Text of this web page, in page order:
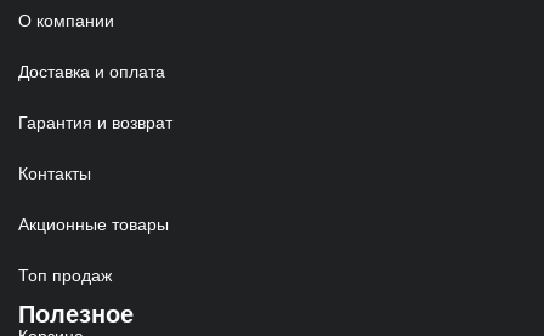
О компании
Доставка и оплата
Гарантия и возврат
Контакты
Акционные товары
Топ продаж
Полезное